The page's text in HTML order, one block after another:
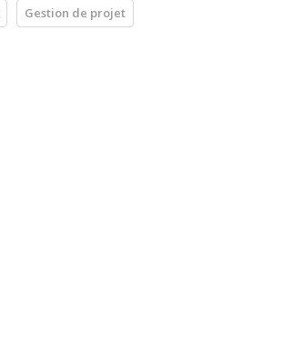
Gestion de projet